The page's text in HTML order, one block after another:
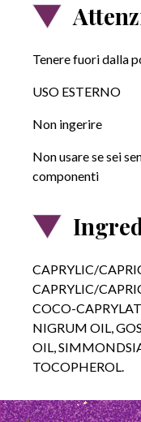
Tenere fuori dalla
USO ESTERNO
Non ingerire
Non usare se sei
componenti
CAPRYLIC/
CAPRYLIC/
COCO-
NIGRUM OIL,
OIL,
TOCOPHEROL.